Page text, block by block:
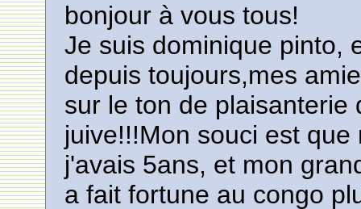
bonjour à vous tous!
Je suis dominique pinto,
depuis toujours,mes
sur le ton de plaisanterie
juive!!!Mon souci est
j'avais 5ans, et mon
a fait fortune au congo